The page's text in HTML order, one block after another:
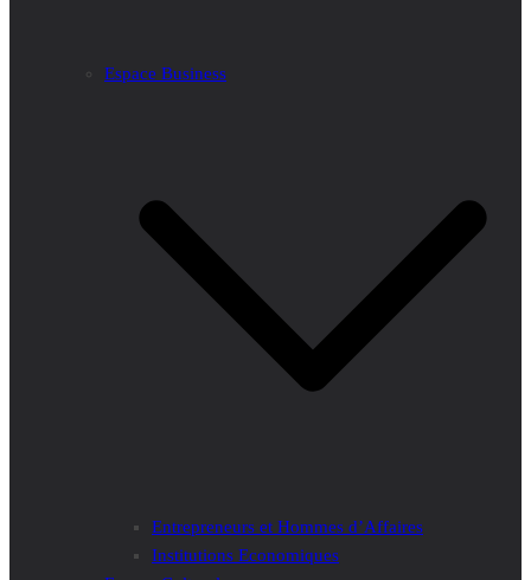
Espace Business
Entrepreneurs et Hommes d’Affaires
Institutions Economiques